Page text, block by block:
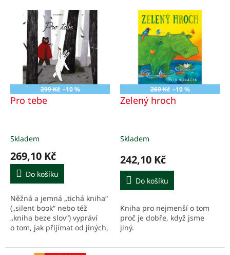
o
ů
299 Kč –10 %
Pro tebe
Skladem
269,10 Kč
Do košíku
Něžná a jemná „tichá kniha“
(„silent book“ nebo též
„kniha beze slov“) vypráví
o tom, jak přijímat od jiných,
druhým.
269 Kč –10 %
Zelený hroch
Skladem
242,10 Kč
Do košíku
Kniha pro nejmenší o tom
proč je dobře, když jsme
jiný.